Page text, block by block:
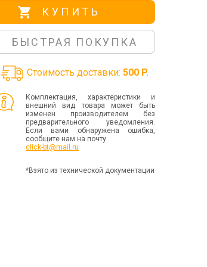
КУПИТЬ
БЫСТРАЯ ПОКУПКА
Стоимость доставки: 500 P.
Комплектация, характеристики и
внешний вид товара может быть
изменен производителем без
предварительного уведомления.
Если вами обнаружена ошибка,
сообщите нам на почту
click-bt@mail.ru
*Взято из технической документации